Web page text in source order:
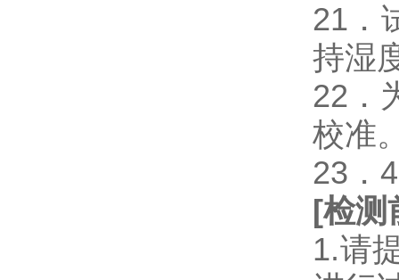
21．
持湿
22．
校准
23．
[检测
1.请